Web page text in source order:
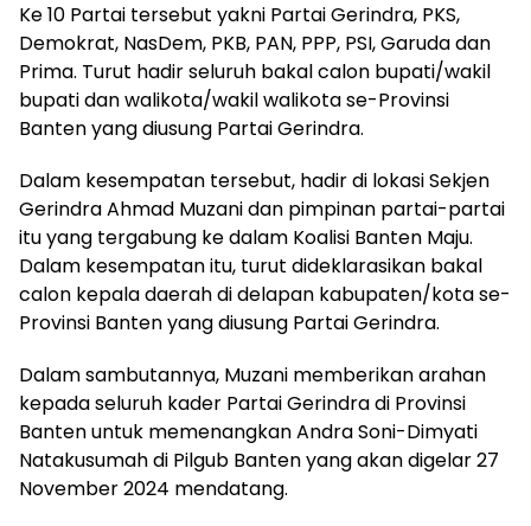
Ke 10 Partai tersebut yakni Partai Gerindra, PKS,
Demokrat, NasDem, PKB, PAN, PPP, PSI, Garuda dan
Prima. Turut hadir seluruh bakal calon bupati/wakil
bupati dan walikota/wakil walikota se-Provinsi
Banten yang diusung Partai Gerindra.
Dalam kesempatan tersebut, hadir di lokasi Sekjen
Gerindra Ahmad Muzani dan pimpinan partai-partai
itu yang tergabung ke dalam Koalisi Banten Maju.
Dalam kesempatan itu, turut dideklarasikan bakal
calon kepala daerah di delapan kabupaten/kota se-
Provinsi Banten yang diusung Partai Gerindra.
Dalam sambutannya, Muzani memberikan arahan
kepada seluruh kader Partai Gerindra di Provinsi
Banten untuk memenangkan Andra Soni-Dimyati
Natakusumah di Pilgub Banten yang akan digelar 27
November 2024 mendatang.